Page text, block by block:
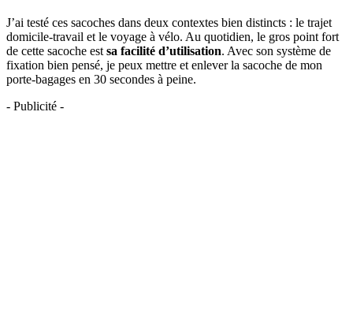
J’ai testé ces sacoches dans deux contextes bien distincts : le trajet
domicile-travail et le voyage à vélo. Au quotidien, le gros point fort
de cette sacoche est sa facilité d’utilisation. Avec son système de
fixation bien pensé, je peux mettre et enlever la sacoche de mon
porte-bagages en 30 secondes à peine.
- Publicité -